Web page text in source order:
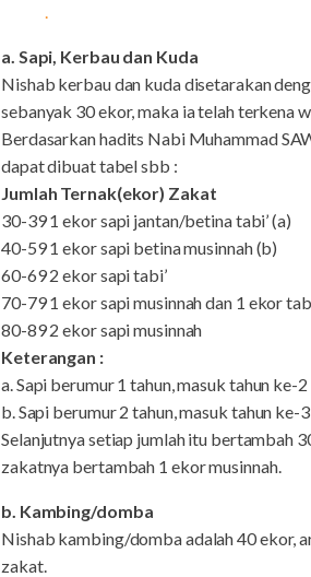
.
a. Sapi, Kerbau dan Kuda
Nishab kerbau dan kuda disetarakan
sebanyak 30 ekor, maka ia telah terkena
Berdasarkan hadits Nabi Muhammad
dapat dibuat tabel sbb :
Jumlah Ternak(ekor) Zakat
30-39 1 ekor sapi jantan/betina tabi’ (a)
40-59 1 ekor sapi betina musinnah (b)
60-69 2 ekor sapi tabi’
70-79 1 ekor sapi musinnah dan 1 ekor
80-89 2 ekor sapi musinnah
Keterangan :
a. Sapi berumur 1 tahun, masuk tahun ke-2
b. Sapi berumur 2 tahun, masuk tahun ke-3
Selanjutnya setiap jumlah itu bertambah
zakatnya bertambah 1 ekor musinnah.
b. Kambing/domba
Nishab kambing/domba adalah 40 ekor,
zakat.